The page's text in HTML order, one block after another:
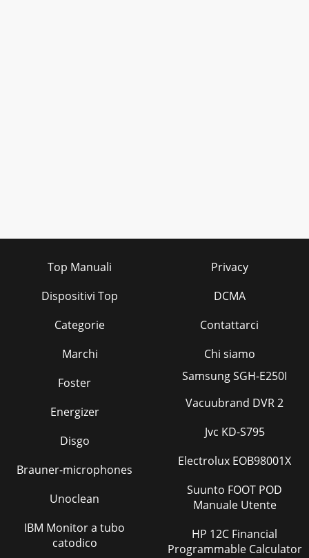
Top Manuali
Dispositivi Top
Categorie
Marchi
Privacy
DCMA
Contattarci
Chi siamo
Foster
Energizer
Disgo
Brauner-microphones
Unoclean
IBM Monitor a tubo
catodico
Samsung SGH-E250I
Vacuubrand DVR 2
Jvc KD-S795
Electrolux EOB98001X
Suunto FOOT POD
Manuale Utente
HP 12C Financial
Programmable Calculator